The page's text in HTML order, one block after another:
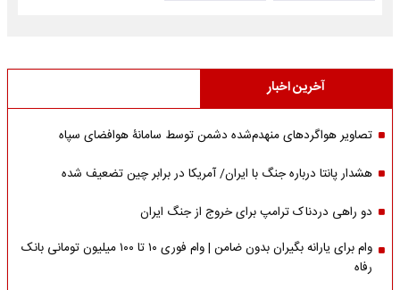
آخرین اخبار
تصاویر هواگردهای منهدم‌شده دشمن توسط سامانۀ هوافضای سپاه
هشدار پانتا درباره جنگ با ایران/ آمریکا در برابر چین تضعیف شده
دو راهی دردناک ترامپ برای خروج از جنگ ایران
وام برای یارانه بگیران بدون ضامن | وام فوری ۱۰ تا ۱۰۰ میلیون تومانی بانک
رفاه